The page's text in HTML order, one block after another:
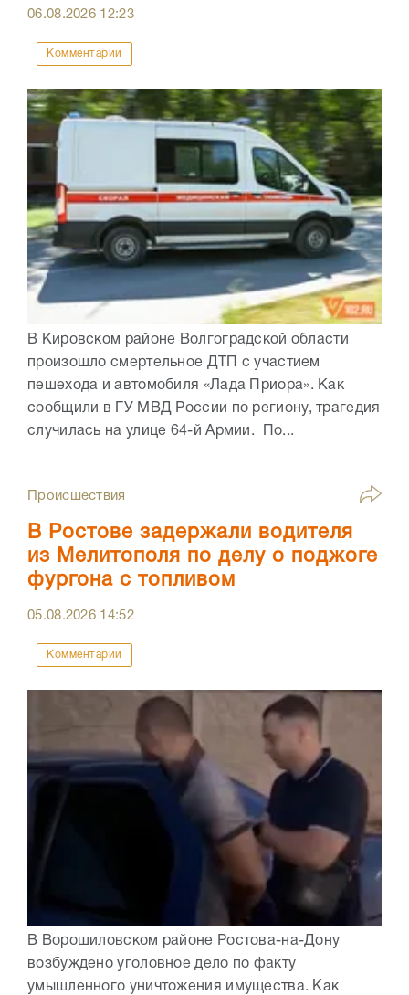
06.08.2026 12:23
Комментарии
В Кировском районе Волгоградской области
произошло смертельное ДТП с участием
пешехода и автомобиля «Лада Приора». Как
сообщили в ГУ МВД России по региону, трагедия
случилась на улице 64-й Армии. По...
Происшествия
В Ростове задержали водителя
из Мелитополя по делу о поджоге
фургона с топливом
05.08.2026 14:52
Комментарии
В Ворошиловском районе Ростова-на-Дону
возбуждено уголовное дело по факту
умышленного уничтожения имущества. Как